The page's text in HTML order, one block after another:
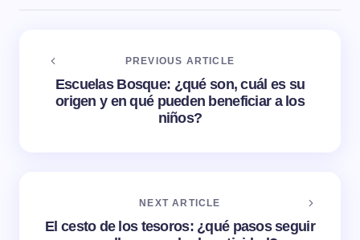
PREVIOUS ARTICLE
Escuelas Bosque: ¿qué son, cuál es su
origen y en qué pueden beneficiar a los
niños?
NEXT ARTICLE
El cesto de los tesoros: ¿qué pasos seguir